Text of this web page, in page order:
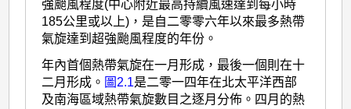
強颱風程度(中心附近最高持續風速達到每小時
185公里或以上)，是自二零零六年以來最多熱帶
氣旋達到超強颱風程度的年份。
年內首個熱帶氣旋在一月形成，最後一個則在十
二月形成。 圖2.1是二零一四年在北太平洋西部
及南海區域熱帶氣旋數目之逐月分佈。四月的熱